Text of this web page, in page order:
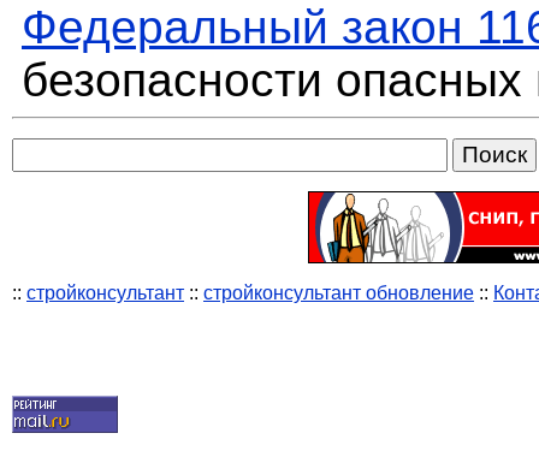
Федеральный закон
безопасности
:: стройконсультант :: стройконсультант обновление ::